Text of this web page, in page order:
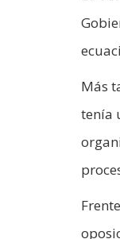
Más
tenía